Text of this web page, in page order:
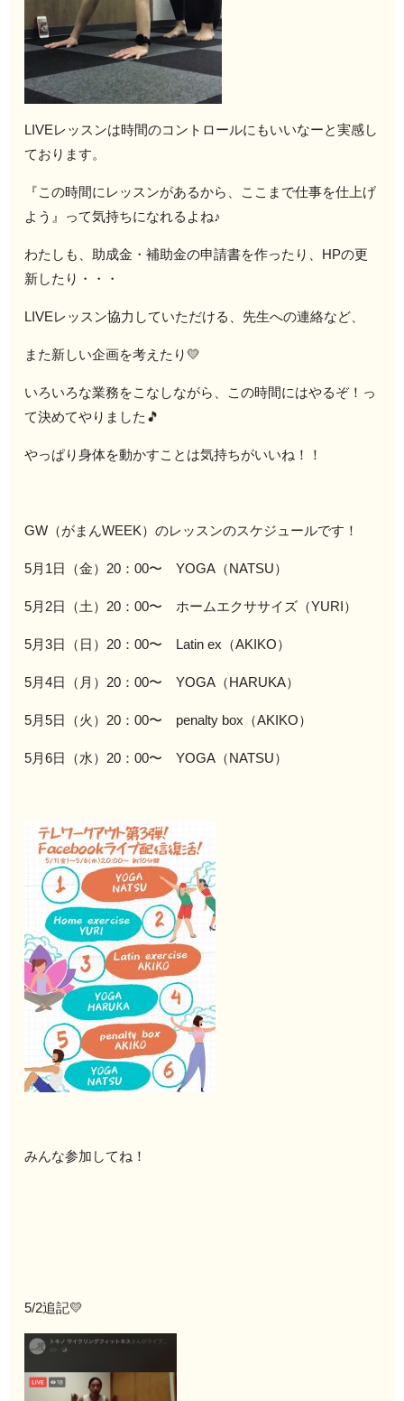
LIVEレッスンは時間のコントロールにもいいなーと実感し
ております。
『この時間にレッスンがあるから、ここまで仕事を仕上げ
よう』って気持ちになれるよね♪
わたしも、助成金・補助金の申請書を作ったり、HPの更
新したり・・・
LIVEレッスン協力していただける、先生への連絡など、
また新しい企画を考えたり💛
いろいろな業務をこなしながら、この時間にはやるぞ！っ
て決めてやりました🎵
やっぱり身体を動かすことは気持ちがいいね！！
GW（がまんWEEK）のレッスンのスケジュールです！
5月1日（金）20：00〜 YOGA（NATSU）
5月2日（土）20：00〜 ホームエクササイズ（YURI）
5月3日（日）20：00〜 Latin ex（AKIKO）
5月4日（月）20：00〜 YOGA（HARUKA）
5月5日（火）20：00〜 penalty box（AKIKO）
5月6日（水）20：00〜 YOGA（NATSU）
みんな参加してね！
5/2追記💛